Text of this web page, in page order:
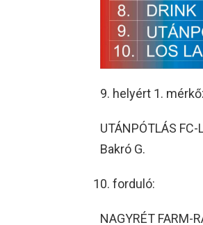
helyért 1.
UTÁNPÓTLÁS
Bakró G.
forduló:
NAGYRÉT FARM-